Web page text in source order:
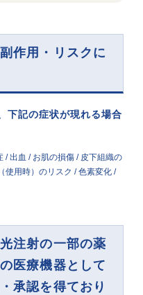
作用・リスクに
下記の症状が現れる場合
/ 出血 / お肌の損傷 / 皮下組織の
使用時）のリスク / 色素変化 /
注射の一部の薬
医療機器として
承認を得ており